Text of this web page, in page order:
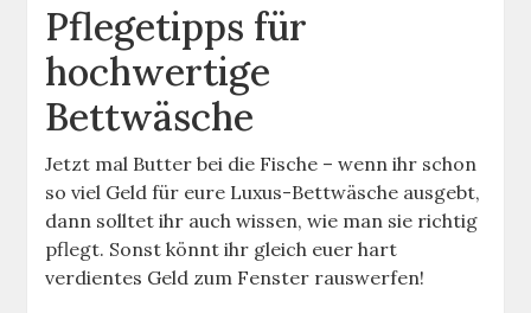
Pflegetipps für
hochwertige
Bettwäsche
Jetzt mal Butter bei die Fische – wenn ihr schon
so viel Geld für eure Luxus-Bettwäsche ausgebt,
dann solltet ihr auch wissen, wie man sie richtig
pflegt. Sonst könnt ihr gleich euer hart
verdientes Geld zum Fenster rauswerfen!